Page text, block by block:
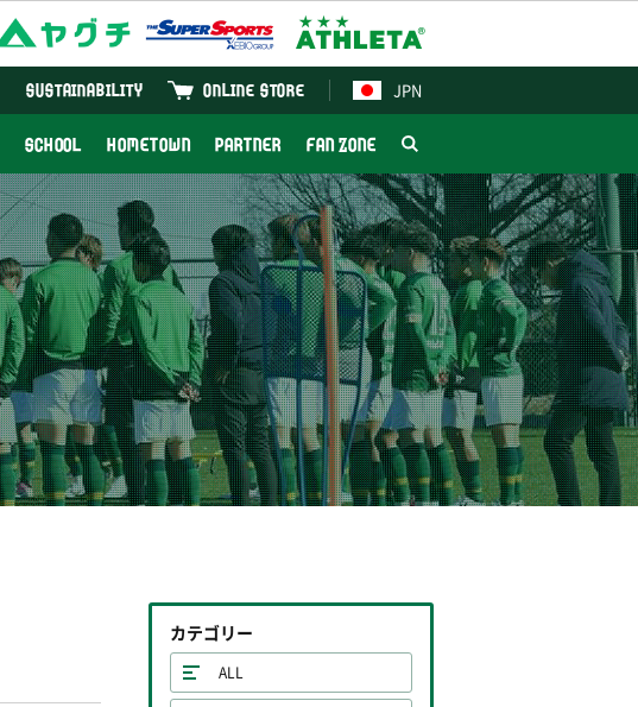
JPN
ONLINE STORE
SUSTAINABILITY
SCHOOL HOMETOWN PARTNER FAN ZONE
カテゴリー
ALL